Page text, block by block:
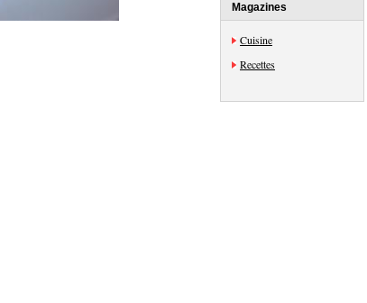
Magazines
Cuisine
Recettes